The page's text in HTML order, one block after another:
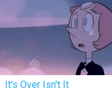
It's Over Isn't It